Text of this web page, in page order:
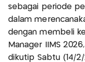
sebagai periode
dalam
dengan membeli
Manager IIMS
dikutip Sabtu (14/